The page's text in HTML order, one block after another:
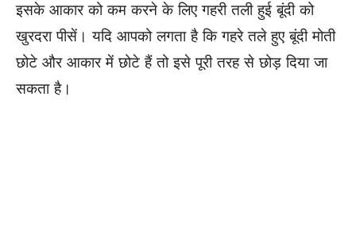
इसके आकार को कम करने के लिए गहरी तली हुई बूंदी को
खुरदरा पीसें। यदि आपको लगता है कि गहरे तले हुए बूंदी मोती
छोटे और आकार में छोटे हैं तो इसे पूरी तरह से छोड़ दिया जा
सकता है।